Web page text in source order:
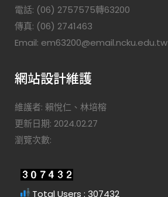
電話: (06) 2757575轉63200
傳真: (06) 2741463
Email: em63200@email.ncku.edu.tw
網站設計維護
維護者: 賴悅仁、林培榕
更新日期: 2024.02.27
瀏覽次數:
Total Users : 307432